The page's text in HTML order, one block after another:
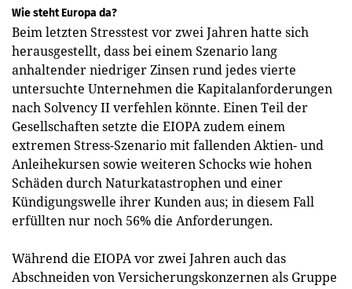
Wie steht Europa da?
Beim letzten Stresstest vor zwei Jahren hatte sich
herausgestellt, dass bei einem Szenario lang
anhaltender niedriger Zinsen rund jedes vierte
untersuchte Unternehmen die Kapitalanforderungen
nach Solvency II verfehlen könnte. Einen Teil der
Gesellschaften setzte die EIOPA zudem einem
extremen Stress-Szenario mit fallenden Aktien- und
Anleihekursen sowie weiteren Schocks wie hohen
Schäden durch Naturkatastrophen und einer
Kündigungswelle ihrer Kunden aus; in diesem Fall
erfüllten nur noch 56% die Anforderungen.
Während die EIOPA vor zwei Jahren auch das
Abschneiden von Versicherungskonzernen als Gruppe